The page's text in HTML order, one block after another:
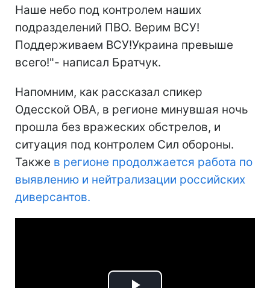
Наше небо под контролем наших
подразделений ПВО. Верим ВСУ!
Поддерживаем ВСУ!Украина превыше
всего!"- написал Братчук.
Напомним, как рассказал спикер
Одесской ОВА, в регионе минувшая ночь
прошла без вражеских обстрелов, и
ситуация под контролем Сил обороны.
Также в регионе продолжается работа по
выявлению и нейтрализации российских
диверсантов.